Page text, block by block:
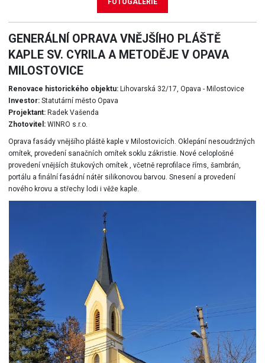
GENERÁLNÍ OPRAVA VNĚJŠÍHO PLÁŠTĚ
KAPLE SV. CYRILA A METODĚJE V OPAVA
MILOSTOVICE
Renovace historického objektu:Lihovarská 32/17, Opava - Milostovice
Investor:Statutární město Opava
Projektant:Radek Vašenda
Zhotovitel:WINRO s.r.o.
Oprava fasády vnějšího pláště kaple v Milostovicích. Oklepání nesoudržných
omítek, provedení sanačních omítek soklu zákristie. Nové celoplošné
provedení vnějších štukových omítek , včetně reprofilace říms, šambrán,
portálu a finální fasádní nátěr silikonovou barvou. Snesení a provedení
nového krovu a střechy lodi i věže kaple.